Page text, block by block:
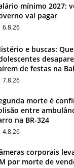
mínimo 2027:
vai pagar
6.8.26
e buscas:
de festas na
7.8.26
morte é
entre
na BR-324
4.8.26
corporais
por morte de